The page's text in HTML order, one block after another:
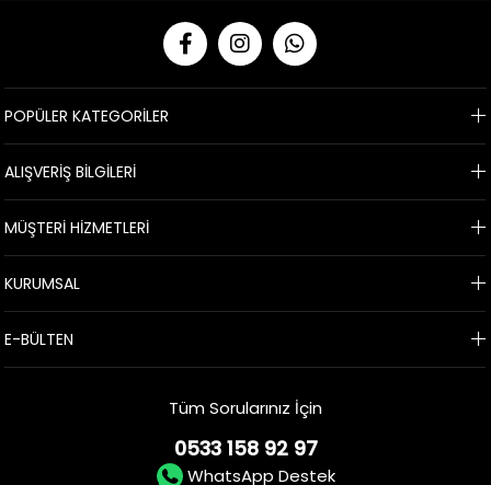
POPÜLER KATEGORİLER
ALIŞVERİŞ BİLGİLERİ
MÜŞTERİ HİZMETLERİ
KURUMSAL
E-BÜLTEN
Tüm Sorularınız İçin
0533 158 92 97
WhatsApp Destek